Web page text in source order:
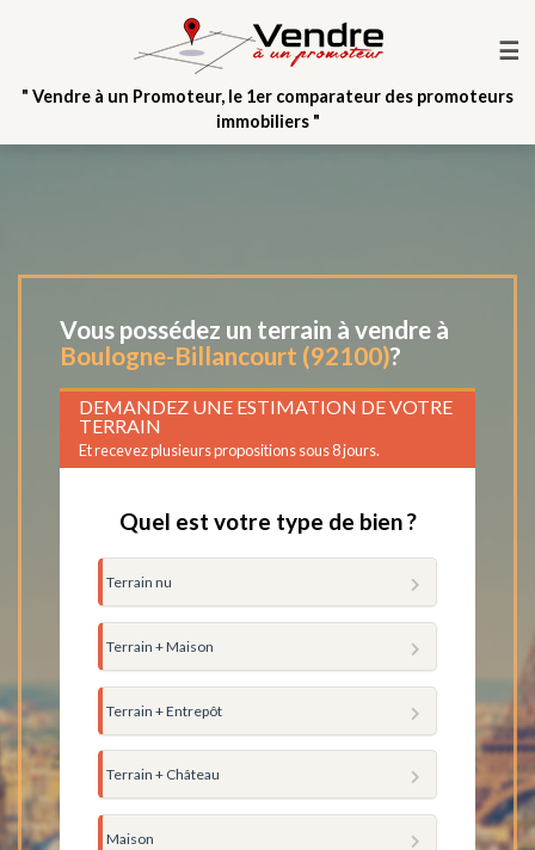
☰
" Vendre à un Promoteur, le 1er comparateur des promoteurs
immobiliers "
Vous possédez un terrain à vendre à
Boulogne-Billancourt (92100)?
DEMANDEZ UNE ESTIMATION DE VOTRE
TERRAIN
Et recevez plusieurs propositions sous 8 jours.
Quel est votre type de bien ?
Terrain nu
Terrain + Maison
Terrain + Entrepôt
Terrain + Château
Maison